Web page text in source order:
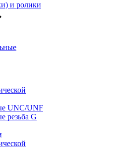
и ролики
UNC/UNF
резьба G